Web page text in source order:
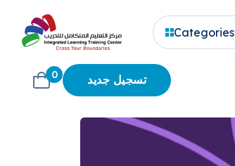
Categories
0 تسجيل جديد